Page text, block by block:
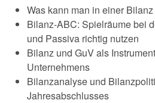
Was kann man in einer
Bilanz-ABC: Spielräume bei
und Passiva richtig nutzen
Bilanz und GuV als
Unternehmens
Bilanzanalyse und
Jahresabschlusses